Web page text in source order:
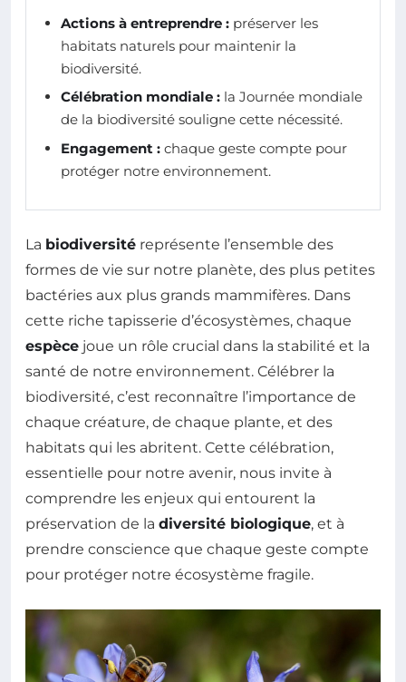
Actions à entreprendre : préserver les
habitats naturels pour maintenir la
biodiversité.
Célébration mondiale : la Journée mondiale
de la biodiversité souligne cette nécessité.
Engagement : chaque geste compte pour
protéger notre environnement.
La biodiversité représente l’ensemble des
formes de vie sur notre planète, des plus petites
bactéries aux plus grands mammifères. Dans
cette riche tapisserie d’écosystèmes, chaque
espèce joue un rôle crucial dans la stabilité et la
santé de notre environnement. Célébrer la
biodiversité, c’est reconnaître l’importance de
chaque créature, de chaque plante, et des
habitats qui les abritent. Cette célébration,
essentielle pour notre avenir, nous invite à
comprendre les enjeux qui entourent la
préservation de la diversité biologique, et à
prendre conscience que chaque geste compte
pour protéger notre écosystème fragile.